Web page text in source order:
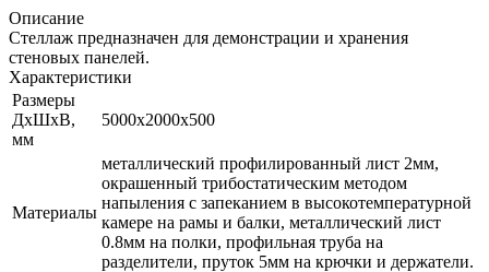
Описание
Стеллаж предназначен для демонстрации и хранения
стеновых панелей.
Характеристики
Размеры
ДхШхВ,
мм
5000х2000х500
Материалы
металлический профилированный лист 2мм,
окрашенный трибостатическим методом
напыления с запеканием в высокотемпературной
камере на рамы и балки, металлический лист
0.8мм на полки, профильная труба на
разделители, пруток 5мм на крючки и держатели.